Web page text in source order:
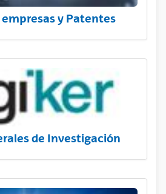
y Patentes
de Investigación